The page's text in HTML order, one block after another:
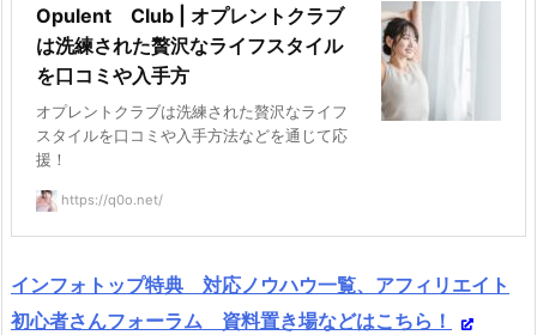
Opulent Club | オプレントクラブ
は洗練された贅沢なライフスタイル
を口コミや入手方
オプレントクラブは洗練された贅沢なライフ
スタイルを口コミや入手方法などを通じて応
援！
https://q0o.net/
インフォトップ特典 対応ノウハウ一覧、アフィリエイト
初心者さんフォーラム 資料置き場などはこちら！